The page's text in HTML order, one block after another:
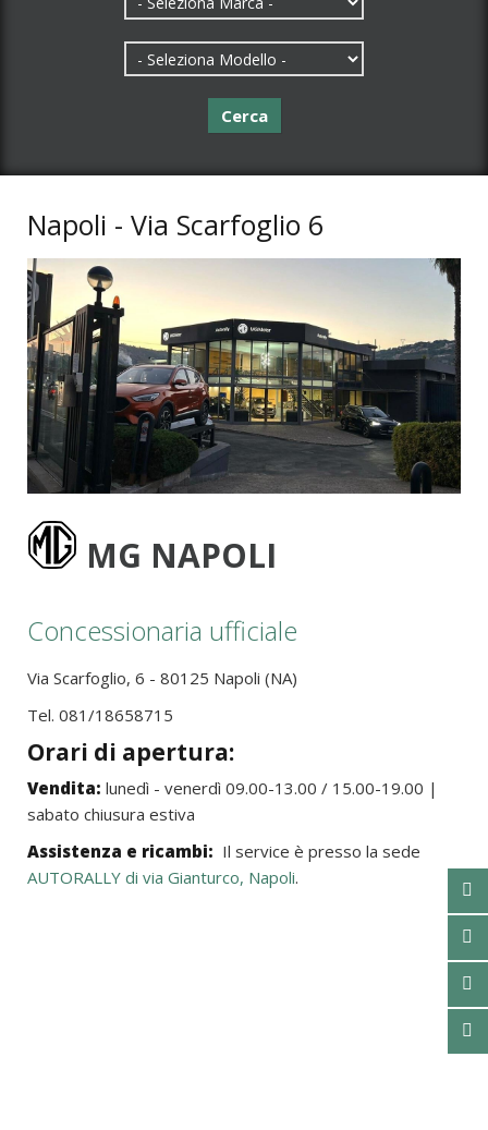
Cerca
Napoli - Via Scarfoglio 6
MG NAPOLI
Concessionaria ufficiale
Via Scarfoglio, 6 - 80125 Napoli (NA)
Tel. 081/18658715
Orari di apertura:
Vendita: lunedì - venerdì 09.00-13.00 / 15.00-19.00 |
sabato chiusura estiva
Assistenza e ricambi: Il service è presso la sede
AUTORALLY di via Gianturco, Napoli.